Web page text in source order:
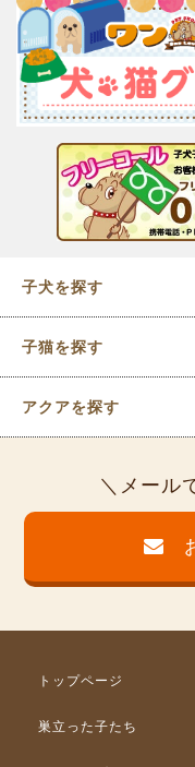
子犬を探す
子猫を探す
アクアを探す
メール
トップページ
巣立った子たち